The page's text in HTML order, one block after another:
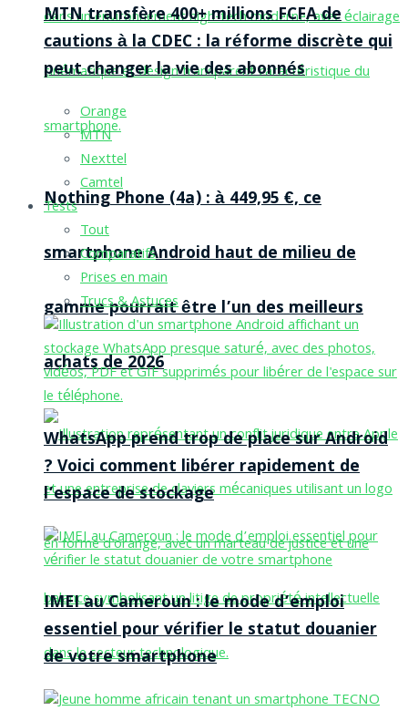
Nothing Phone (4a) : à 449,95 €, ce
smartphone Android haut de milieu de
gamme pourrait être l’un des meilleurs
achats de 2026
MTN transfère 400+ millions FCFA de
cautions à la CDEC : la réforme discrète qui
peut changer la vie des abonnés
Orange
MTN
Nexttel
Camtel
Tests
Tout
Comparatifs
Prises en main
Trucs & Astuces
WhatsApp prend trop de place sur Android
? Voici comment libérer rapidement de
l’espace de stockage
IMEI au Cameroun : le mode d’emploi
essentiel pour vérifier le statut douanier
de votre smartphone